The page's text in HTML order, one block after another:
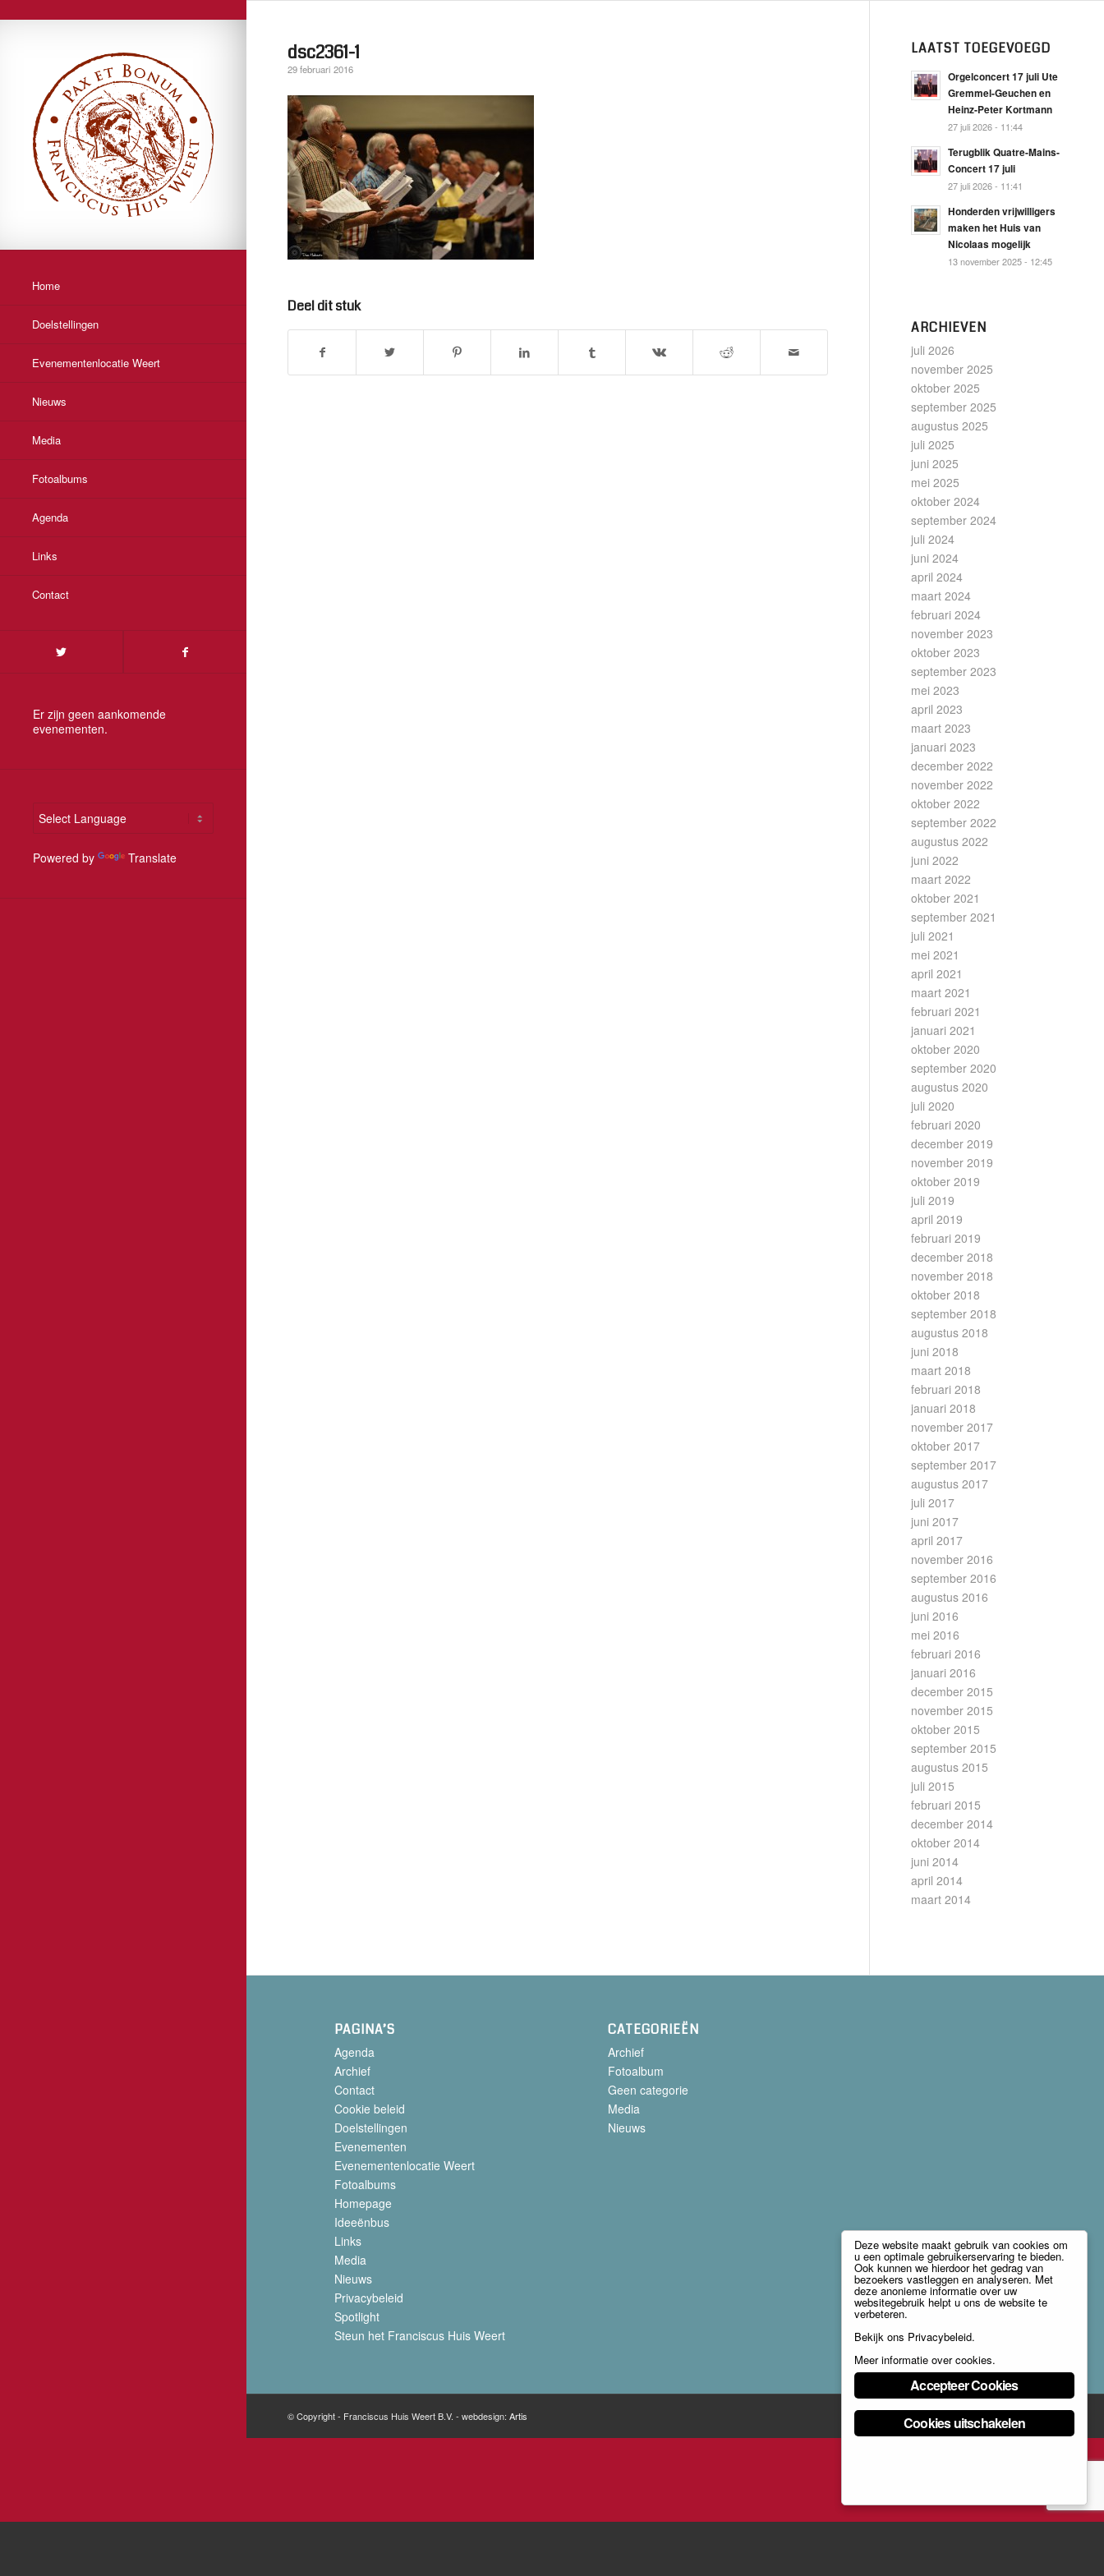
Home
Doelstellingen
Evenementenlocatie Weert
Nieuws
Media
Fotoalbums
Agenda
Links
Contact
Er zijn geen aankomende
evenementen.
Powered by Translate
dsc2361-1
29 februari 2016
Deel dit stuk
LAATST TOEGEVOEGD
Orgelconcert 17 juli Ute
Gremmel-Geuchen en
Heinz-Peter Kortmann
27 juli 2026 - 11:44
Terugblik Quatre-Mains-
Concert 17 juli
27 juli 2026 - 11:41
Honderden vrijwilligers
maken het Huis van
Nicolaas mogelijk
13 november 2025 - 12:45
ARCHIEVEN
juli 2026
november 2025
oktober 2025
september 2025
augustus 2025
juli 2025
juni 2025
mei 2025
oktober 2024
september 2024
juli 2024
juni 2024
april 2024
maart 2024
februari 2024
november 2023
oktober 2023
september 2023
mei 2023
april 2023
maart 2023
januari 2023
december 2022
november 2022
oktober 2022
september 2022
augustus 2022
juni 2022
maart 2022
oktober 2021
september 2021
juli 2021
mei 2021
april 2021
maart 2021
februari 2021
januari 2021
oktober 2020
september 2020
augustus 2020
juli 2020
februari 2020
december 2019
november 2019
oktober 2019
juli 2019
april 2019
februari 2019
december 2018
november 2018
oktober 2018
september 2018
augustus 2018
juni 2018
maart 2018
februari 2018
januari 2018
november 2017
oktober 2017
september 2017
augustus 2017
juli 2017
juni 2017
april 2017
november 2016
september 2016
augustus 2016
juni 2016
mei 2016
februari 2016
januari 2016
december 2015
november 2015
oktober 2015
september 2015
augustus 2015
juli 2015
februari 2015
december 2014
oktober 2014
juni 2014
april 2014
maart 2014
PAGINA’S
Agenda
Archief
Contact
Cookie beleid
Doelstellingen
Evenementen
Evenementenlocatie Weert
Fotoalbums
Homepage
Ideeënbus
Links
Media
Nieuws
Privacybeleid
Spotlight
Steun het Franciscus Huis Weert
CATEGORIEËN
Archief
Fotoalbum
Geen categorie
Media
Nieuws
© Copyright - Franciscus Huis Weert B.V. - webdesign: Artis
Deze website maakt gebruik van cookies om
u een optimale gebruikerservaring te bieden.
Ook kunnen we hierdoor het gedrag van
bezoekers vastleggen en analyseren. Met
deze anonieme informatie over uw
websitegebruik helpt u ons de website te
verbeteren.
Bekijk ons Privacybeleid.
Meer informatie over cookies.
Accepteer Cookies
Cookies uitschakelen